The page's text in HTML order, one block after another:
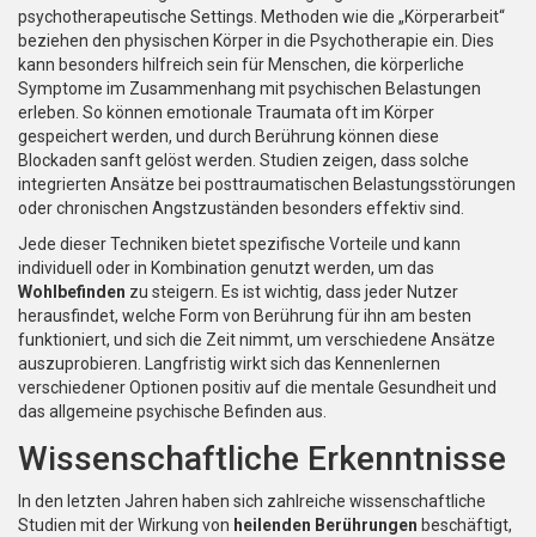
psychotherapeutische Settings. Methoden wie die „Körperarbeit“
beziehen den physischen Körper in die Psychotherapie ein. Dies
kann besonders hilfreich sein für Menschen, die körperliche
Symptome im Zusammenhang mit psychischen Belastungen
erleben. So können emotionale Traumata oft im Körper
gespeichert werden, und durch Berührung können diese
Blockaden sanft gelöst werden. Studien zeigen, dass solche
integrierten Ansätze bei posttraumatischen Belastungsstörungen
oder chronischen Angstzuständen besonders effektiv sind.
Jede dieser Techniken bietet spezifische Vorteile und kann
individuell oder in Kombination genutzt werden, um das
Wohlbefinden zu steigern. Es ist wichtig, dass jeder Nutzer
herausfindet, welche Form von Berührung für ihn am besten
funktioniert, und sich die Zeit nimmt, um verschiedene Ansätze
auszuprobieren. Langfristig wirkt sich das Kennenlernen
verschiedener Optionen positiv auf die mentale Gesundheit und
das allgemeine psychische Befinden aus.
Wissenschaftliche Erkenntnisse
In den letzten Jahren haben sich zahlreiche wissenschaftliche
Studien mit der Wirkung von heilenden Berührungen beschäftigt,